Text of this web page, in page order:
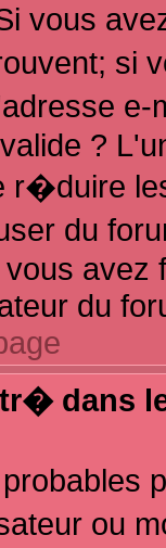
vous
e-
?
du
du
dans
ou